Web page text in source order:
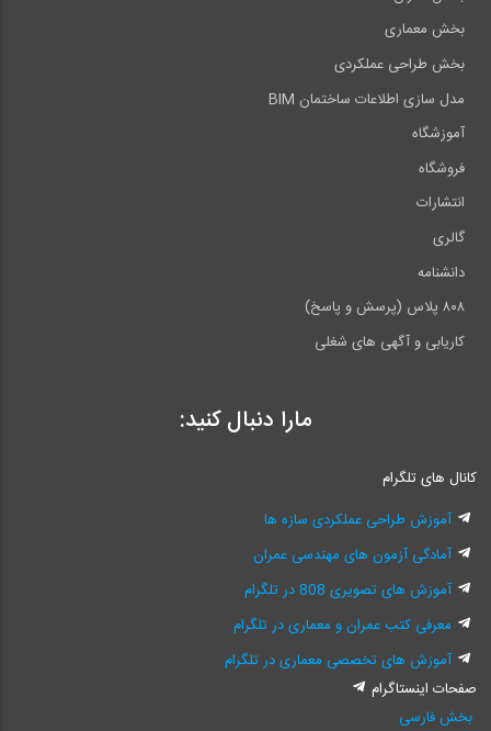
بخش معماری
بخش طراحی عملکردی
مدل سازی اطلاعات ساختمان BIM
آموزشگاه
فروشگاه
انتشارات
گالری
دانشنامه
۸۰۸ پلاس (پرسش و پاسخ)
کاریابی و آگهی های شغلی
مارا دنبال کنید:
کانال های تلگرام
آموزش طراحی عملکردی سازه ها
آمادگی آزمون های مهندسی عمران
آموزش های تصویری 808 در تلگرام
معرفی کتب عمران و معماری در تلگرام
آموزش های تخصصی معماری در تلگرام
صفحات اینستاگرام
بخش فارسی